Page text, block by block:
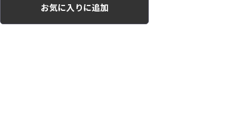
お気に入りに追加